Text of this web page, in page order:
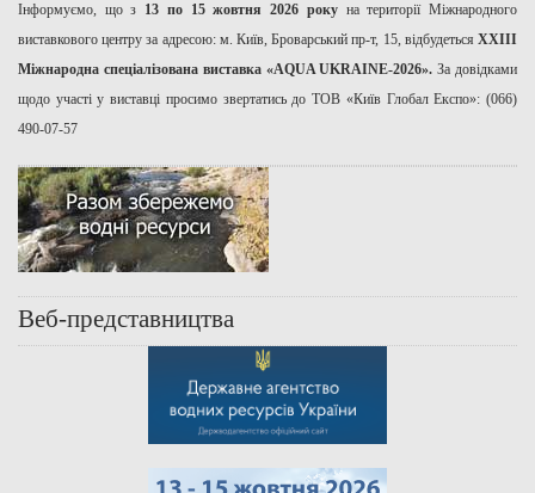
Інформуємо, що з 13 по 15 жовтня 2026 рокуна території Міжнародного
виставкового центру за адресою: м. Київ, Броварський пр-т, 15, відбудеться ХХІІІ
Міжнародна спеціалізована виставка «AQUA UKRAINE-2026».За довідками
щодо участі у виставці просимо звертатись до ТОВ «Київ Глобал Експо»: (066)
490-07-57
Веб-представництва